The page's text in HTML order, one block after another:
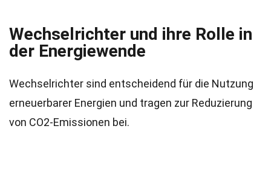
Wechselrichter und ihre Rolle in
der Energiewende
Wechselrichter sind entscheidend für die Nutzung
erneuerbarer Energien und tragen zur Reduzierung
von CO2-Emissionen bei.